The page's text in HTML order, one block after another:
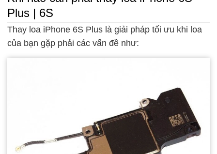
Plus | 6S
Thay loa iPhone 6S Plus là giải pháp tối ưu khi loa
của bạn gặp phải các vấn đề như: